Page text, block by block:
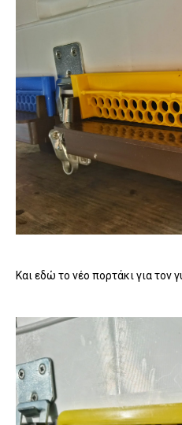
Και εδώ το νέο πορτάκι για τον